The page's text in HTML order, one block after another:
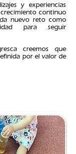
y experiencias
continuo
nuevo reto como
para seguir
creemos que
por el valor de